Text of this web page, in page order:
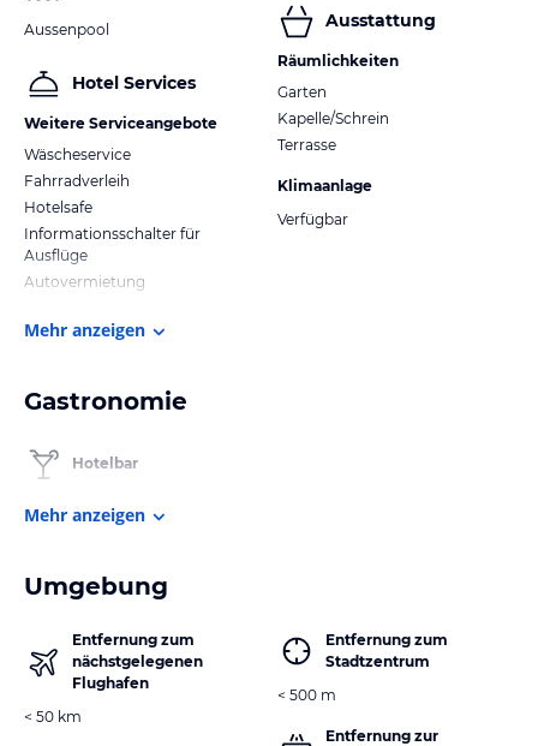
Aussenpool
Hotel Services
Weitere Serviceangebote
Wäscheservice
Fahrradverleih
Hotelsafe
Informationsschalter für
Ausflüge
Autovermietung
Ausstattung
Räumlichkeiten
Garten
Kapelle/Schrein
Terrasse
Klimaanlage
Verfügbar
Mehr anzeigen
Gastronomie
Hotelbar
Mehr anzeigen
Umgebung
Entfernung zum
nächstgelegenen
Flughafen
< 50 km
Entfernung zum
Stadtzentrum
< 500 m
Entfernung zur